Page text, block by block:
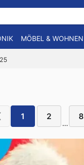
MÖBEL & WOHNEN
1 2
...
8